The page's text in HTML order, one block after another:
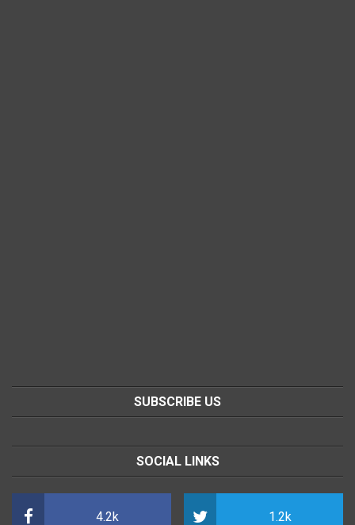
SUBSCRIBE US
SOCIAL LINKS
4.2k 1.2k